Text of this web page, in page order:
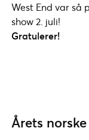
West End var så
show 2. juli!
Gratulerer!
Årets